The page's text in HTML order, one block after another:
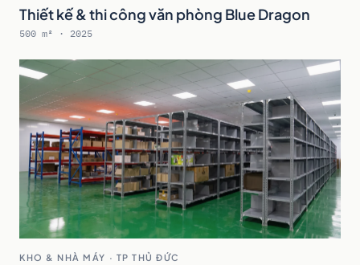
Thiết kế & thi công văn phòng Blue Dragon
500 m² · 2025
KHO & NHÀ MÁY · TP THỦ ĐỨC